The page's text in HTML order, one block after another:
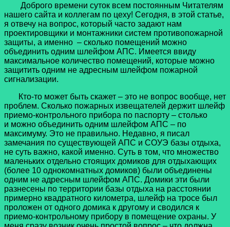
Доброго времени суток всем постоянным Читателям
нашего сайта и коллегам по цеху! Сегодня, в этой статье,
я отвечу на вопрос, который часто задают нам
проектировщики и монтажники систем противопожарной
защиты, а именно – сколько помещений можно
объединить одним шлейфом АПС. Имеется ввиду
максимальное количество помещений, которые можно
защитить одним не адресным шлейфом пожарной
сигнализации.
Кто-то может быть скажет – это не вопрос вообще, нет
проблем. Сколько пожарных извещателей держит шлейф
приемо-контрольного прибора по паспорту – столько
и можно объединить одним шлейфом АПС – по
максимуму. Это не правильно. Недавно, я писал
замечания по существующей АПС и СОУЭ базы отдыха,
не суть важно, какой именно. Суть в том, что множество
маленьких отдельно стоящих домиков для отдыхающих
(более 10 однокомнатных домиков) были объединены
одним не адресным шлейфом АПС. Домики эти были
разнесены по территории базы отдыха на расстоянии
примерно квадратного километра, шлейф на тросе был
проложен от одного домика к другому и сводился к
приемо-контрольному прибору в помещение охраны. У